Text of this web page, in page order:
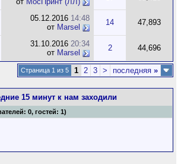
05.12.2016 14:48
от Marsel
14 47,893
31.10.2016 20:34
от Marsel
2 44,696
Страница 1 из 5 1 2 3 > последняя »
15 минут к нам заходили
0, гостей: 1)